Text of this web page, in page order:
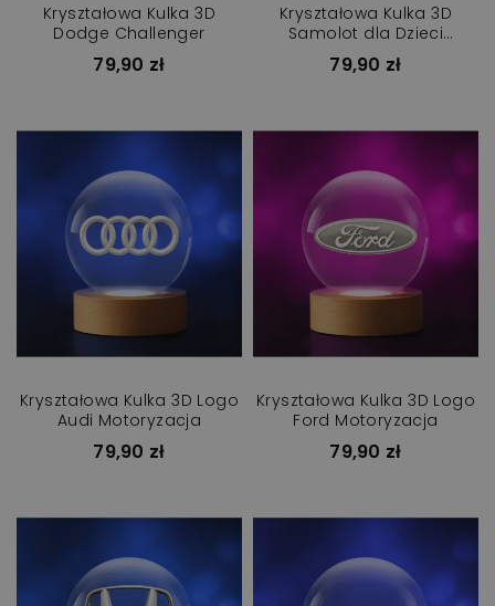
Kryształowa Kulka 3D
Dodge Challenger
79,90 zł
Kryształowa Kulka 3D
Samolot dla Dzieci
Samolocik
79,90 zł
Kryształowa Kulka 3D Logo
Audi Motoryzacja
79,90 zł
Kryształowa Kulka 3D Logo
Ford Motoryzacja
79,90 zł